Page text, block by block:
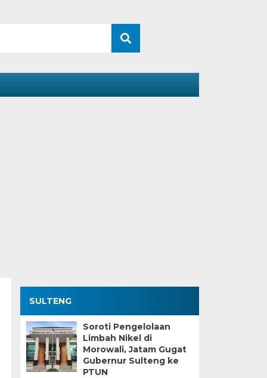
SULTENG
Soroti Pengelolaan
Limbah Nikel di
Morowali, Jatam Gugat
Gubernur Sulteng ke
PTUN